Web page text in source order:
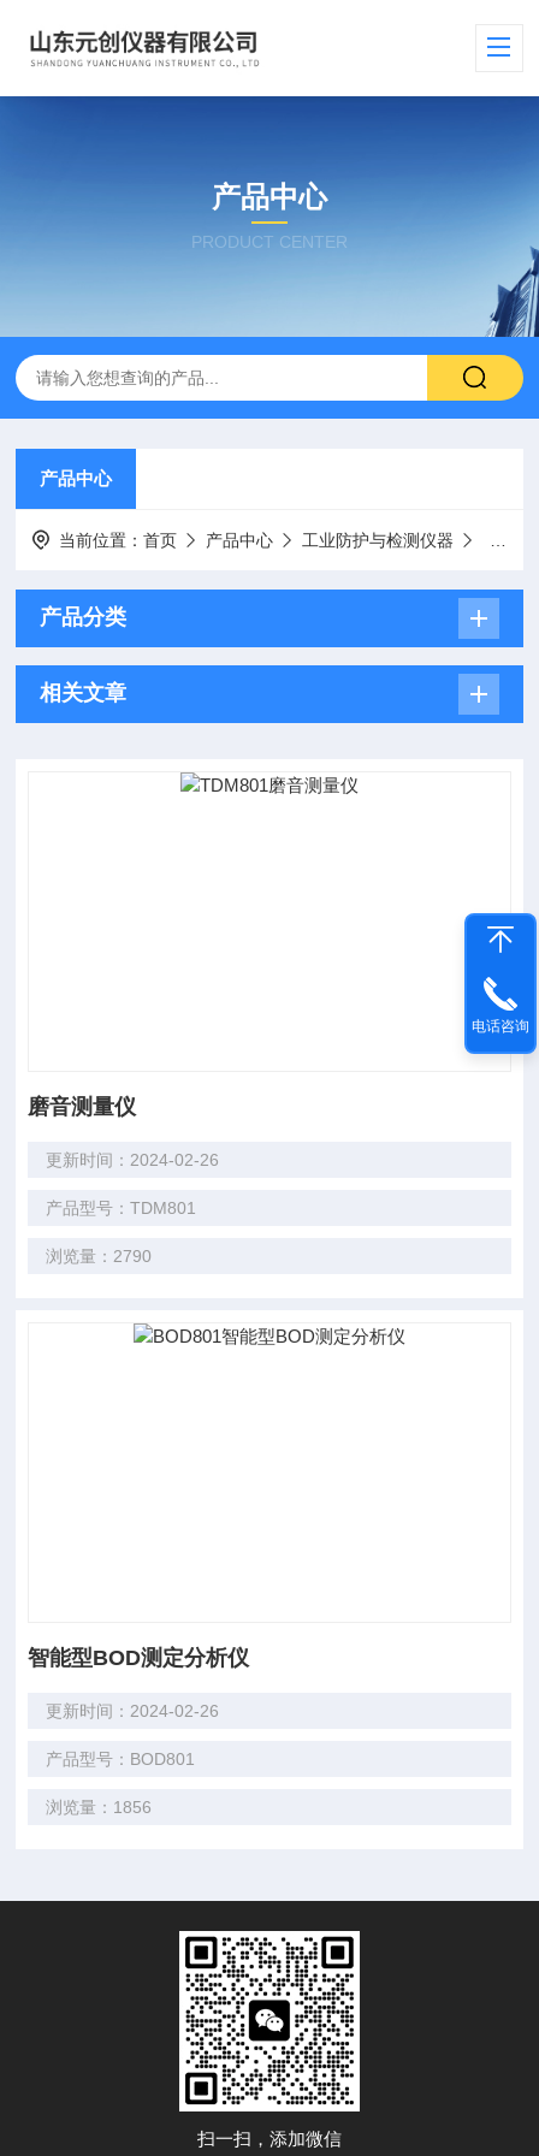
产品中心
PRODUCT CENTER
产品中心
当前位置：首页 产品中心 工业防护与检测仪器
产品分类
相关文章
磨音测量仪
更新时间：2024-02-26
产品型号：TDM801
浏览量：2790
智能型BOD测定分析仪
更新时间：2024-02-26
产品型号：BOD801
浏览量：1856
扫一扫，添加微信
电话咨询